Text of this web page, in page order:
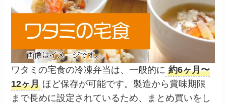
ワタミの宅食の冷凍弁当は、一般的に 約6ヶ月〜
12ヶ月 ほど保存が可能です。製造から賞味期限
まで長めに設定されているため、まとめ買いをし